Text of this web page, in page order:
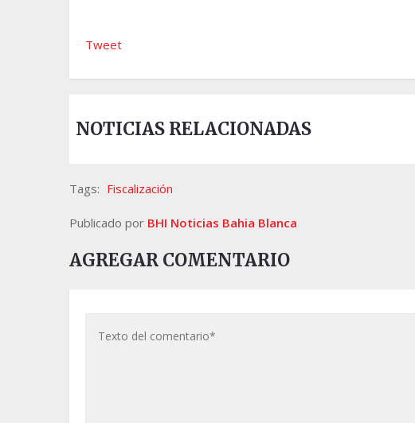
Tweet
NOTICIAS RELACIONADAS
Tags: Fiscalización
Publicado por BHI Noticias Bahia Blanca
AGREGAR COMENTARIO